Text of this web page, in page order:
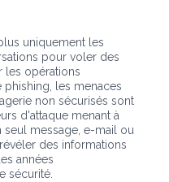
uniquement les
pour voler des
les opérations
les menaces
non sécurisés sont
d'attaque menant à
seul message, e-mail ou
des informations
années
sécurité.